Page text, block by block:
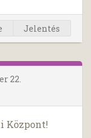
Jelentés
22.
Központ!